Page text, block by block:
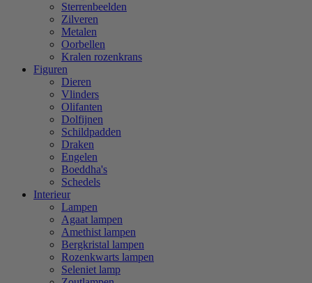
Sterrenbeelden
Zilveren
Metalen
Oorbellen
Kralen rozenkrans
Figuren
Dieren
Vlinders
Olifanten
Dolfijnen
Schildpadden
Draken
Engelen
Boeddha's
Schedels
Interieur
Lampen
Agaat lampen
Amethist lampen
Bergkristal lampen
Rozenkwarts lampen
Seleniet lamp